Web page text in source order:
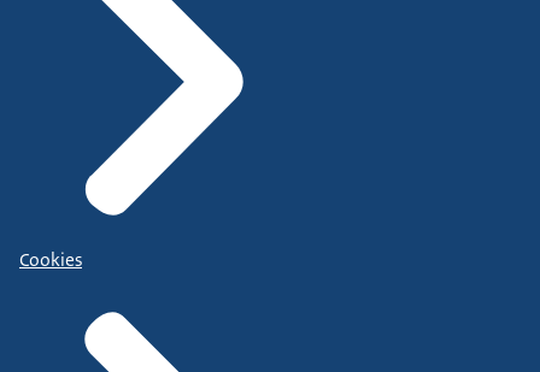
Cookies